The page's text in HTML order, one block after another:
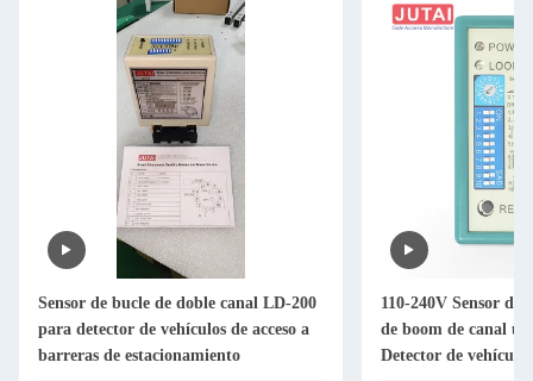
Sensor de bucle de doble canal LD-200
para detector de vehículos de acceso a
barreras de estacionamiento
110-240V Sensor de
de boom de canal
Detector de vehículos